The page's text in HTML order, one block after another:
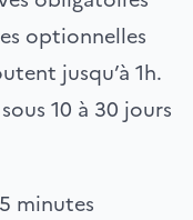
optionnelles
jusqu’à 1h.
10 à 30 jours
minutes